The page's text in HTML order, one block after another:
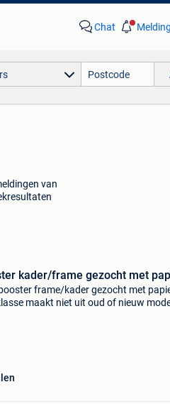
Chat
van
kader/frame gezocht met
frame/kader gezocht met
maakt niet uit oud of nieuw